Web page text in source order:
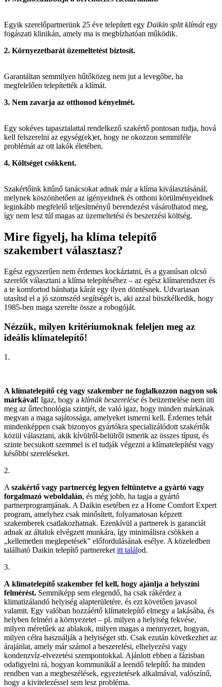
Egyik szerelőpartnerünk 25 éve telepített egy Daikin split klímátegy
fogászati klinikán, amely ma is megbízhatóan működik.
2. Környezetbarát üzemeltetést biztosít.
Garantáltan semmilyen hűtőközeg nem jut a levegőbe, ha
megfelelően telepítették a klímát.
3. Nem zavarja az otthonod kényelmét.
Egy sokéves tapasztalattal rendelkező szakértő pontosan tudja, hová
kell felszerelni az egység(ek)et, hogy ne okozzon semmiféle
problémát az ott lakók életében.
4. Költséget csökkent.
Szakértőink kitűnő tanácsokat adnak már a klíma kiválasztásánál,
melynek köszönhetően az igényeidnek és otthoni körülményeidnek
leginkább megfelelő teljesítményű berendezést vásárolhatod meg,
így nem lesz túl magas az üzemeltetési és beszerzési költség.
Mire figyelj, ha klíma telepítő
szakembert választasz?
Egész egyszerűen nem érdemes kockáztatni, és a gyanúsan olcsó
szerelőt választani a klíma telepítéséhez – az egész klímarendszer és
a te komfortod bánhatja kárát egy ilyen döntésnek. Udvariasan
utasítsd el a jó szomszéd segítségét is, aki azzal büszkélkedik, hogy
1985-ben maga szerelte össze a robogóját.
Nézzük, milyen kritériumoknak feleljen meg az
ideális klímatelepítő!
1.
A klímatelepítő cég vagy szakember ne foglalkozzon nagyon sok
márkával! Igaz, hogy a klímák beszerelése és beüzemelése nem üti
meg az űrtechnológia szintjét, de való igaz, hogy minden márkának
megvan a maga sajátossága, amelyeket ismerni kell. Érdemes tehát
mindenképpen csak bizonyos gyártókra specializálódott szakértők
közül választani, akik kívülről-belülről ismerik az összes típust, és
szinte becsukott szemmel is el tudják végezni a klímatelepítést vagy
későbbi szereléseket.
2.
A szakértő vagy partnercég legyen feltüntetve a gyártó vagy
forgalmazó weboldalán, és még jobb, ha tagja a gyártó
partnerprogramjának. A Daikin esetében ez a Home Comfort Expert
program, amelyhez csak minősített, folyamatosan képzett
szakemberek csatlakozhatnak. Ezenkívül a partnerek is garanciát
adnak az általuk elvégzett munkára, így minimálisra csökken a
„kellemetlen meglepetések” előfordulásának esélye. A közeledben
található Daikin telepítő partnereket itt találod.
3.
A klímatelepítő szakember fel kell, hogy ajánlja a helyszíni
felmérést. Semmiképp sem elegendő, ha csak rákérdez a
klimatizálandó helyiség alapterületére, és ezt követően javasol
valamit. Egy valóban hozzáértő klímatelepítő elmegy a lakásába, és
helyben felméri a környezetet – pl. milyen a helyiség fekvése,
milyen méretűek az ablakok, milyen magas a mennyezet, hogyan,
milyen célra használják a helyiséget stb. Csak ezután következhet az
árajánlat, amely már számol a beszerelési, elhelyezési vagy
kondenzvíz-elvezetési szempontokkal. Ajánlott ebben a fázisban
odafigyelni rá, hogyan kommunikál a leendő telepítő: ha minden
rendben van a megbeszélések, egyeztetések alkalmával, valószínű,
hogy a kivitelezéssel sem lesz probléma.